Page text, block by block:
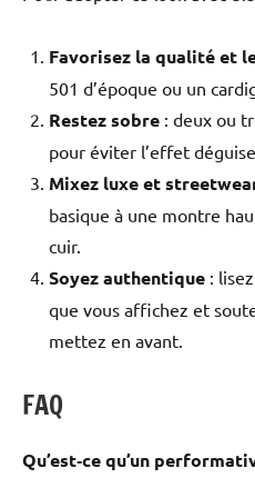
Favorisez la qualité et
501 d’époque ou un
Restez sobre : deux ou
pour éviter l’effet
Mixez luxe et
basique à une montre
cuir.
Soyez authentique :
que vous affichez et
mettez en avant.
FAQ
Qu’est‑ce qu’un